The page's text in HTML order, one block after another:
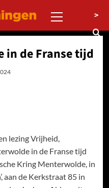
menu
>
in de Franse tijd
lezing Vrijheid,
in de Franse tijd
Kring Menterwolde, in
aan de Kerkstraat 85 in